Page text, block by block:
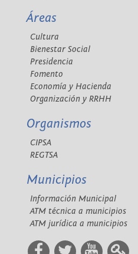
Áreas
Cultura
Bienestar Social
Presidencia
Fomento
Economía y Hacienda
Organización y RRHH
Organismos
CIPSA
REGTSA
Municipios
Información Municipal
ATM técnica a municipios
ATM jurídica a municipios